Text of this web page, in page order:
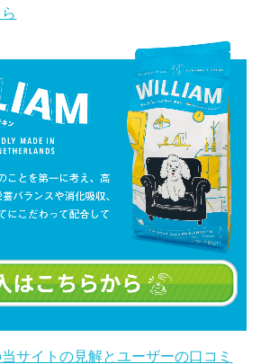
サイトの見解とユーザーの口コミ